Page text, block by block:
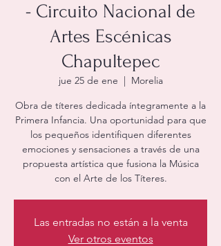
- Circuito Nacional de
Artes Escénicas
Chapultepec
jue 25 de ene
  |
Morelia
Obra de títeres dedicada íntegramente a la
Primera Infancia. Una oportunidad para que
los pequeños identifiquen diferentes
emociones y sensaciones a través de una
propuesta artística que fusiona la Música
con el Arte de los Títeres.
Las entradas no están a la venta
Ver otros eventos